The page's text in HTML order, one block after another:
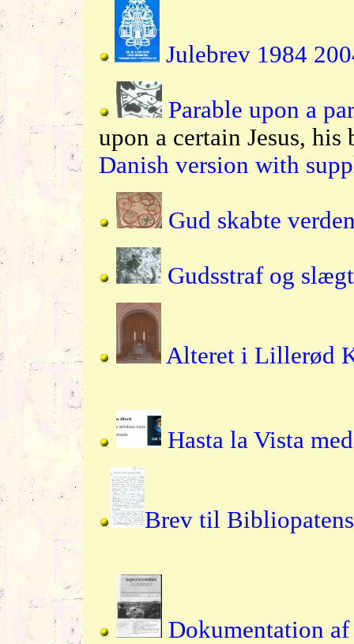
Julebrev 1984
Parable upon a
upon a certain Jesus,
Danish version with
Gud skabte
Gudsstraf og
Alteret i Lillerød
Hasta la Vista
Brev til
Dokumentation